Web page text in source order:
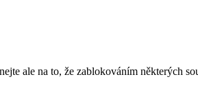
ale na to, že zablokováním některých